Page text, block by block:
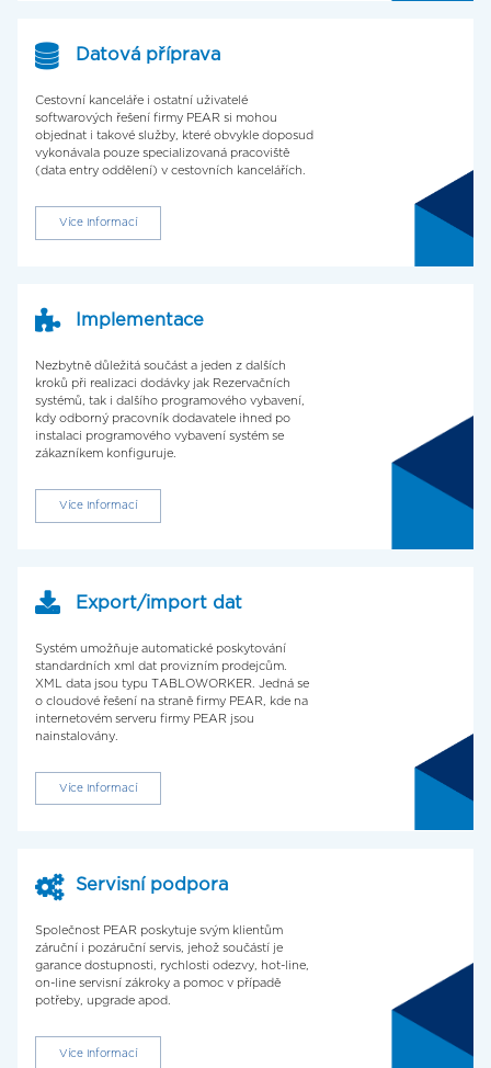
Datová příprava
Cestovní kanceláře i ostatní uživatelé
softwarových řešení firmy PEAR si mohou
objednat i takové služby, které obvykle doposud
vykonávala pouze specializovaná pracoviště
(data entry oddělení) v cestovních kancelářích.
Více informací
Implementace
Nezbytně důležitá součást a jeden z dalších
kroků při realizaci dodávky jak Rezervačních
systémů, tak i dalšího programového vybavení,
kdy odborný pracovník dodavatele ihned po
instalaci programového vybavení systém se
zákazníkem konfiguruje.
Více informací
Export/import dat
Systém umožňuje automatické poskytování
standardních xml dat provizním prodejcům.
XML data jsou typu TABLOWORKER. Jedná se
o cloudové řešení na straně firmy PEAR, kde na
internetovém serveru firmy PEAR jsou
nainstalovány.
Více informací
Servisní podpora
Společnost PEAR poskytuje svým klientům
záruční i pozáruční servis, jehož součástí je
garance dostupnosti, rychlosti odezvy, hot-line,
on-line servisní zákroky a pomoc v případě
potřeby, upgrade apod.
Více informací